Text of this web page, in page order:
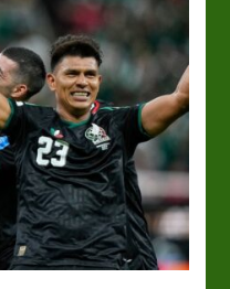
Sur
se
ilusiona